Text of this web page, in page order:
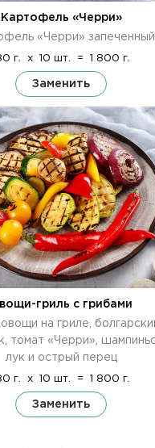
Картофель «Черри»
«Черри» запеченный
г. x 10 шт. = 1 800 г.
Заменить
гриль с грибами
на гриле,
томат «Черри»,
лук и острый перец
г. x 10 шт. = 1 800 г.
Заменить